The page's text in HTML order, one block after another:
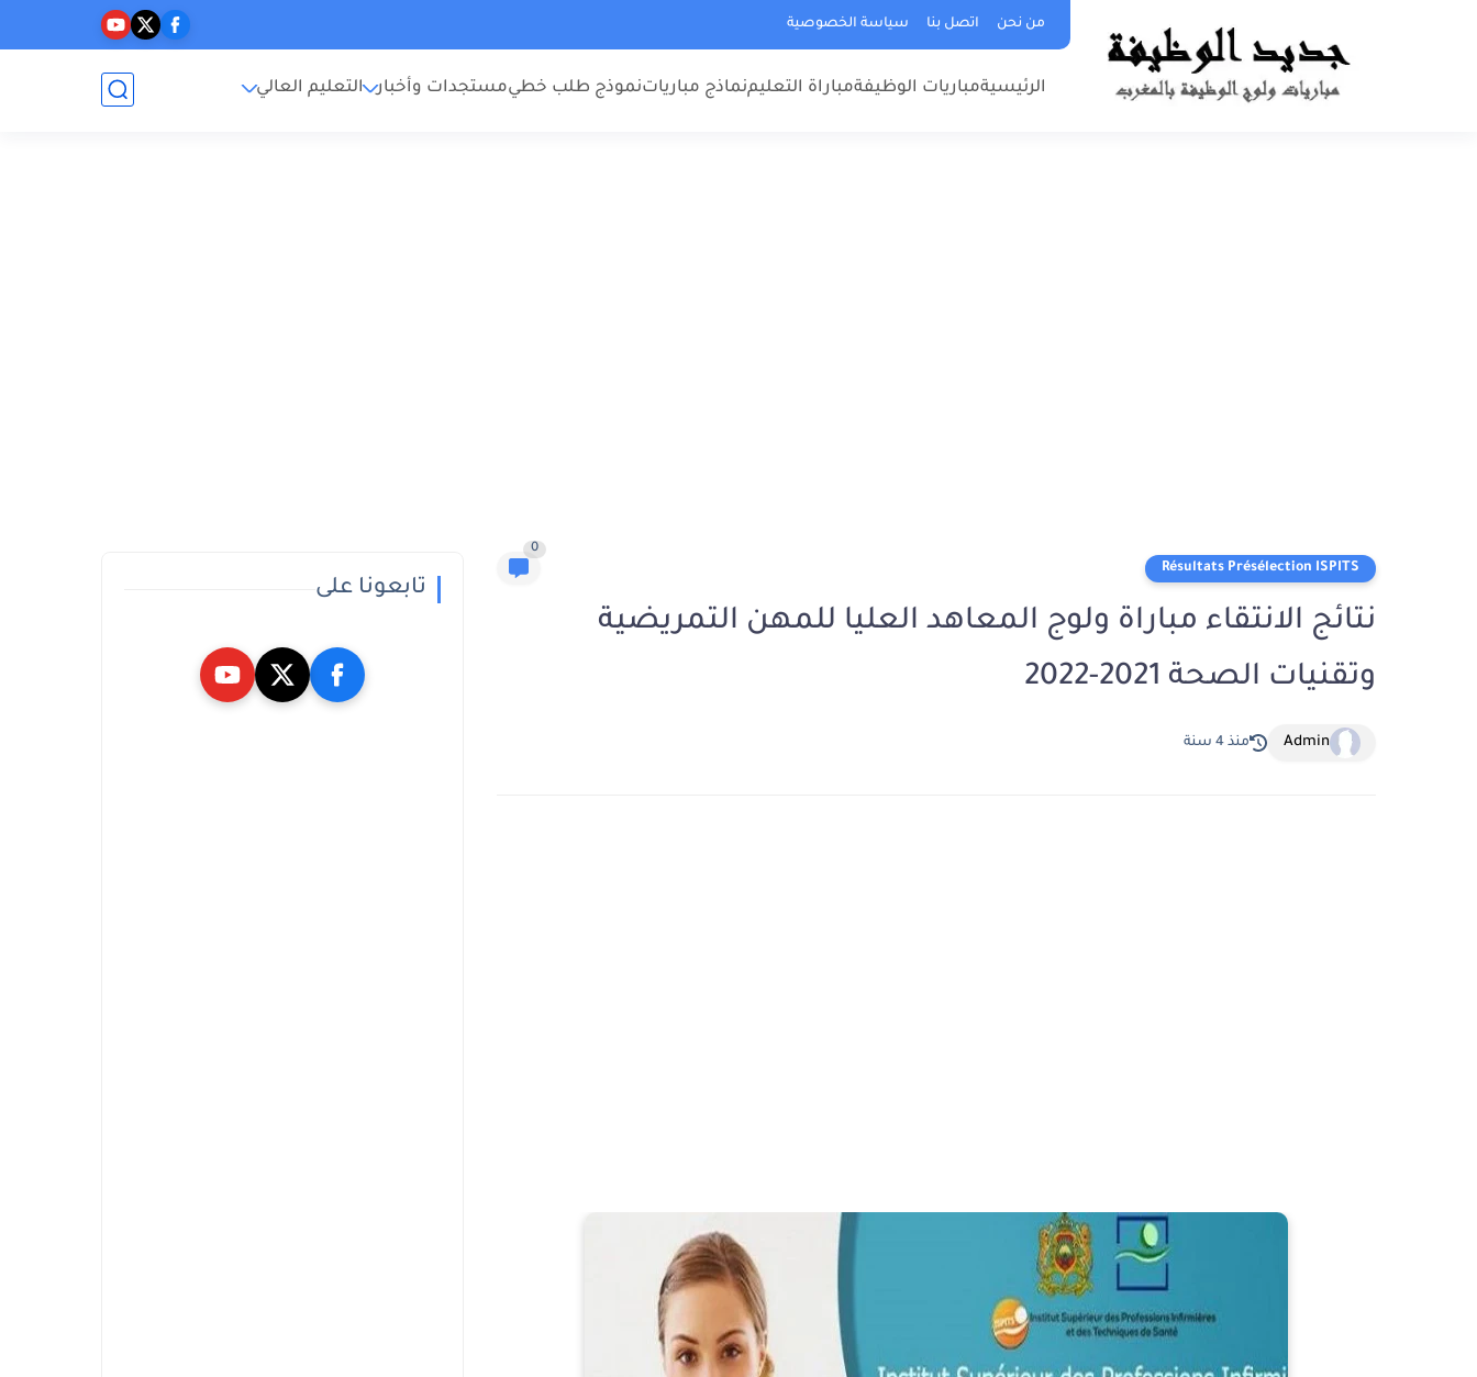
من نحن اتصل بنا سياسة الخصوصية
الرئيسيةمباريات الوظيفةمباراة التعليمنماذج مبارياتنموذج طلب خطيمستجدات وأخبار التعليم العالي
Résultats Présélection ISPITS
0
نتائج الانتقاء مباراة ولوج المعاهد العليا للمهن التمريضية
وتقنيات الصحة 2021-2022
Admin منذ 4 سنة
تابعونا على